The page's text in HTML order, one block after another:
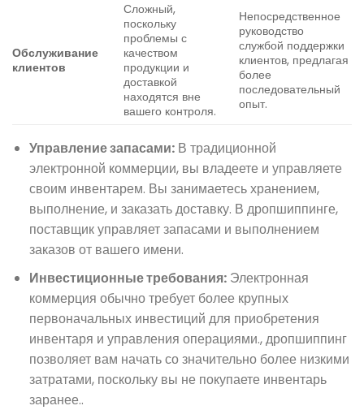
Обслуживание
клиентов
Сложный,
поскольку
проблемы с
качеством
продукции и
доставкой
находятся вне
вашего контроля.
Непосредственное
руководство
службой поддержки
клиентов, предлагая
более
последовательный
опыт.
Управление запасами:В традиционной
электронной коммерции, вы владеете и управляете
своим инвентарем. Вы занимаетесь хранением,
выполнение, и заказать доставку. В дропшиппинге,
поставщик управляет запасами и выполнением
заказов от вашего имени.
Инвестиционные требования:Электронная
коммерция обычно требует более крупных
первоначальных инвестиций для приобретения
инвентаря и управления операциями., дропшиппинг
позволяет вам начать со значительно более низкими
затратами, поскольку вы не покупаете инвентарь
заранее..